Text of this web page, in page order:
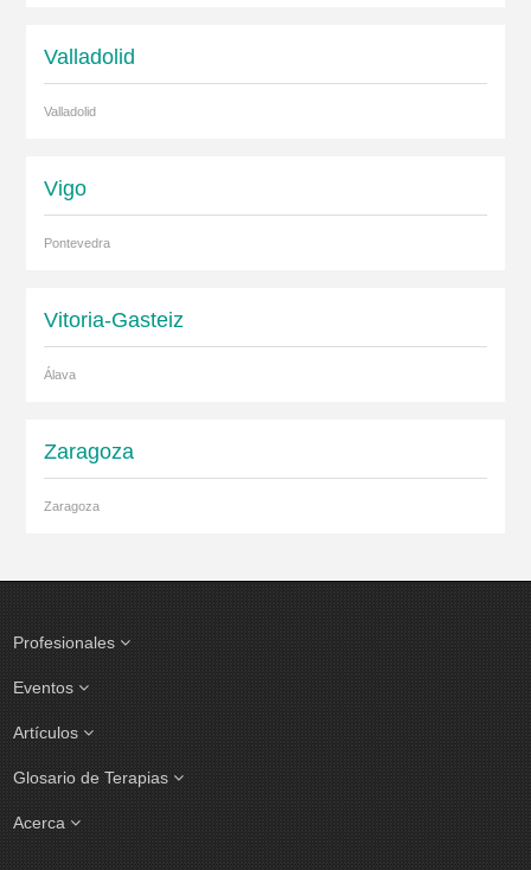
Valladolid
Valladolid
Vigo
Pontevedra
Vitoria-Gasteiz
Álava
Zaragoza
Zaragoza
Profesionales
Eventos
Artículos
Glosario de Terapias
Acerca